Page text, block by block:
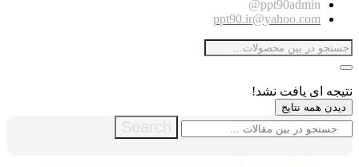
ppt90admin@
ppt90.ir@yahoo.com
نتیجه ای یافت نشد!
دیدن همه نتایج
Search